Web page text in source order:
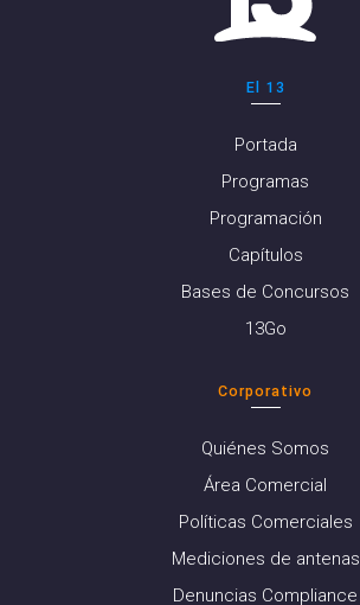
El 13
Portada
Programas
Programación
Capítulos
Bases de Concursos
13Go
Corporativo
Quiénes Somos
Área Comercial
Políticas Comerciales
Mediciones de antenas
Denuncias Compliance